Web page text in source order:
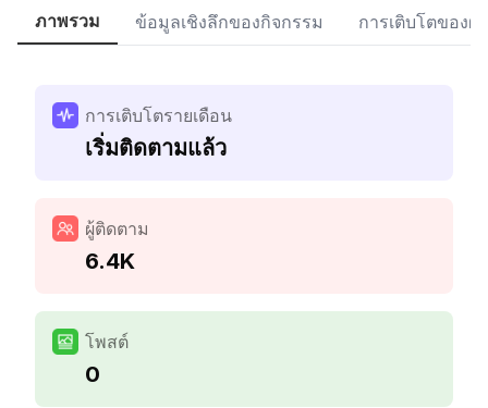
ภาพรวม ข้อมูลเชิงลึกของกิจกรรม การเติบโตของผู้
การเติบโตรายเดือน
เริ่มติดตามแล้ว
ผู้ติดตาม
6.4K
โพสต์
0